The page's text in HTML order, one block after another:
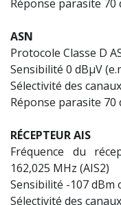
Réponse parasite 70
ASN
Protocole Classe D
Sensibilité 0 dBµV
Sélectivité des
Réponse parasite 70
RÉCEPTEUR AIS
Fréquence du
162,025 MHz (AIS2)
Sensibilité -107 dBm
Sélectivité des